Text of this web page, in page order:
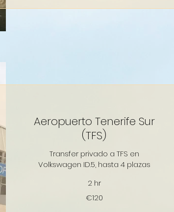
Aeropuerto Tenerife Sur
(TFS)
Transfer privado a TFS en
Volkswagen ID.5, hasta 4 plazas
2 hr
€120